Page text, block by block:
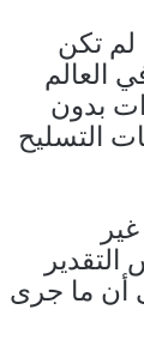
لم تكن
العالم
بدون
التسليح
أن ما جرى